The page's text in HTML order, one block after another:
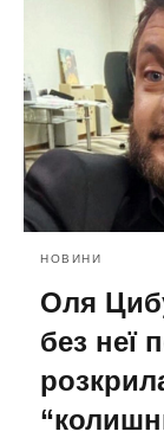
НОВИНИ
Оля
без неї